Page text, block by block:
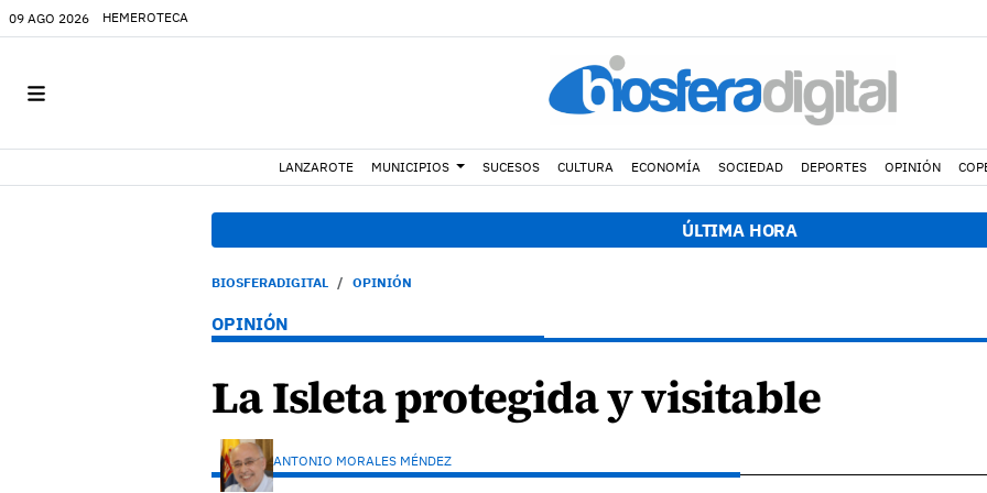
09 AGO 2026 HEMEROTECA
LANZAROTE MUNICIPIOS SUCESOS CULTURA ECONOMÍA SOCIEDAD DEPORTES OPINIÓN
ÚLTIMA HORA
BIOSFERADIGITAL OPINIÓN
OPINIÓN
La Isleta protegida y visitable
ANTONIO MORALES MÉNDEZ